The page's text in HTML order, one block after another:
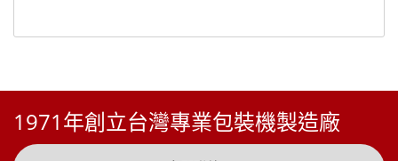
1971年創立台灣專業包裝機製造廠